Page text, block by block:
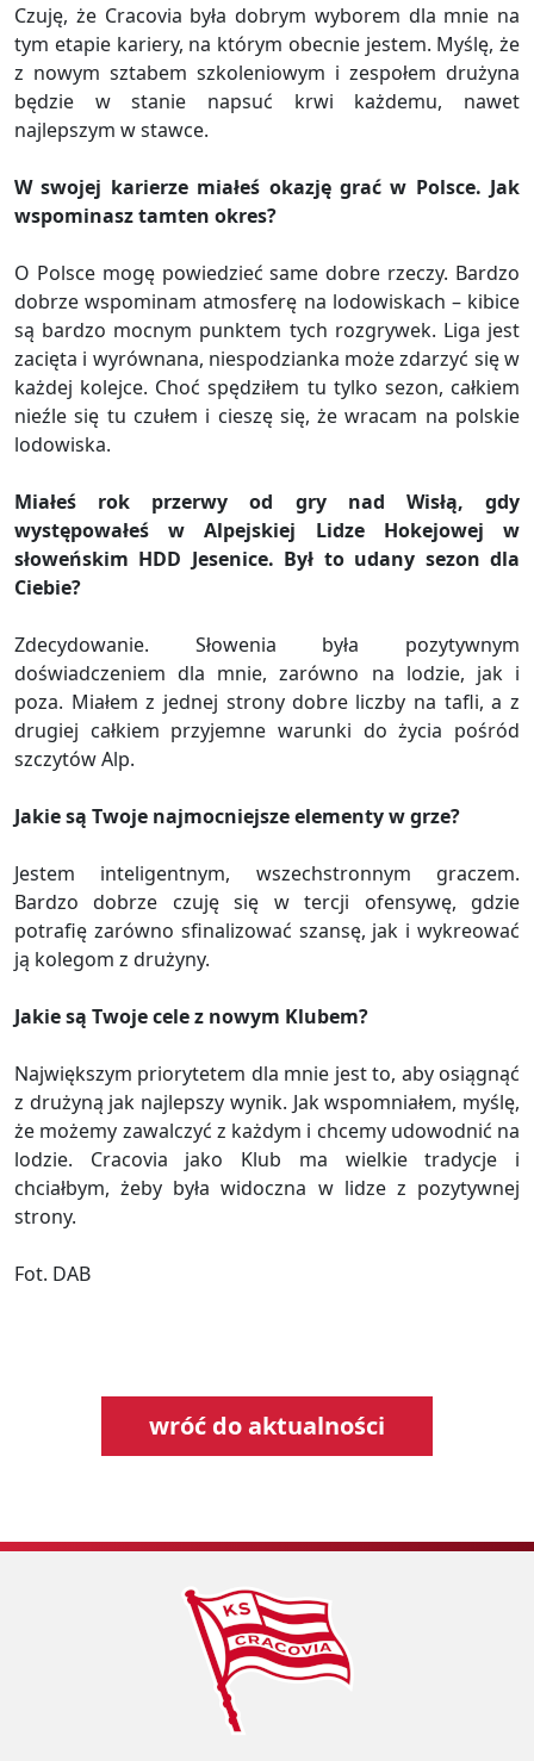
Czuję, że Cracovia była dobrym wyborem dla mnie na
tym etapie kariery, na którym obecnie jestem. Myślę, że
z nowym sztabem szkoleniowym i zespołem drużyna
będzie w stanie napsuć krwi każdemu, nawet
najlepszym w stawce.
W swojej karierze miałeś okazję grać w Polsce. Jak
wspominasz tamten okres?
O Polsce mogę powiedzieć same dobre rzeczy. Bardzo
dobrze wspominam atmosferę na lodowiskach – kibice
są bardzo mocnym punktem tych rozgrywek. Liga jest
zacięta i wyrównana, niespodzianka może zdarzyć się w
każdej kolejce. Choć spędziłem tu tylko sezon, całkiem
nieźle się tu czułem i cieszę się, że wracam na polskie
lodowiska.
Miałeś rok przerwy od gry nad Wisłą, gdy
występowałeś w Alpejskiej Lidze Hokejowej w
słoweńskim HDD Jesenice. Był to udany sezon dla
Ciebie?
Zdecydowanie. Słowenia była pozytywnym
doświadczeniem dla mnie, zarówno na lodzie, jak i
poza. Miałem z jednej strony dobre liczby na tafli, a z
drugiej całkiem przyjemne warunki do życia pośród
szczytów Alp.
Jakie są Twoje najmocniejsze elementy w grze?
Jestem inteligentnym, wszechstronnym graczem.
Bardzo dobrze czuję się w tercji ofensywę, gdzie
potrafię zarówno sfinalizować szansę, jak i wykreować
ją kolegom z drużyny.
Jakie są Twoje cele z nowym Klubem?
Największym priorytetem dla mnie jest to, aby osiągnąć
z drużyną jak najlepszy wynik. Jak wspomniałem, myślę,
że możemy zawalczyć z każdym i chcemy udowodnić na
lodzie. Cracovia jako Klub ma wielkie tradycje i
chciałbym, żeby była widoczna w lidze z pozytywnej
strony.
Fot. DAB
wróć do aktualności